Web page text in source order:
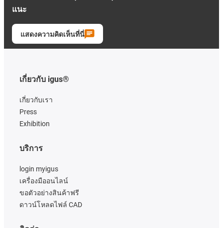
แนะ
แสดงความคิดเห็นที่นี่
เกี่ยวกับ igus®
เกี่ยวกับเรา
Press
Exhibition
บริการ
login myigus
เครื่องมืออนไลน์
ขอตัวอย่างสินค้าฟรี
ดาวน์โหลดไฟล์ CAD